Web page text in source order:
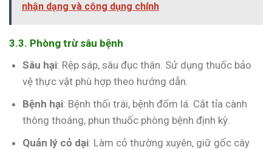
nhận dạng và công dụng chính
3.3. Phòng trừ sâu bệnh
Sâu hại: Rệp sáp, sâu đục thân. Sử dụng thuốc bảo
vệ thực vật phù hợp theo hướng dẫn.
Bệnh hại: Bệnh thối trái, bệnh đốm lá. Cắt tỉa cành
thông thoáng, phun thuốc phòng bệnh định kỳ.
Quản lý cỏ dại: Làm cỏ thường xuyên, giữ gốc cây